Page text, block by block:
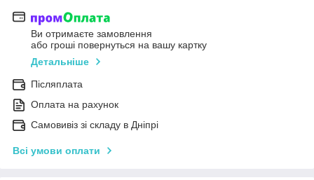
Ви отримаєте замовлення
або гроші повернуться на вашу картку
Детальніше
Післяплата
Оплата на рахунок
Самовивіз зі складу в Дніпрі
Всі умови оплати